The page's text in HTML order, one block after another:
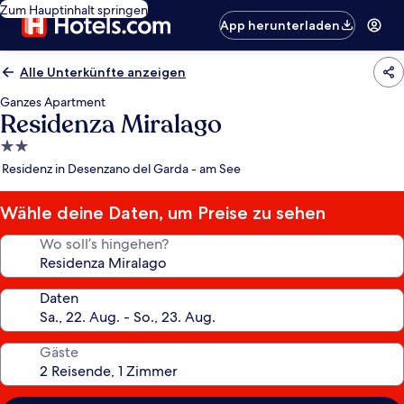
Zum Hauptinhalt springen
App herunterladen
Alle Unterkünfte anzeigen
Ganzes Apartment
Residenza Miralago
2.0-
Sterne-
Residenz in Desenzano del Garda - am See
Wähle deine Daten, um Preise zu sehen
Wo soll’s hingehen?
Daten
Gäste